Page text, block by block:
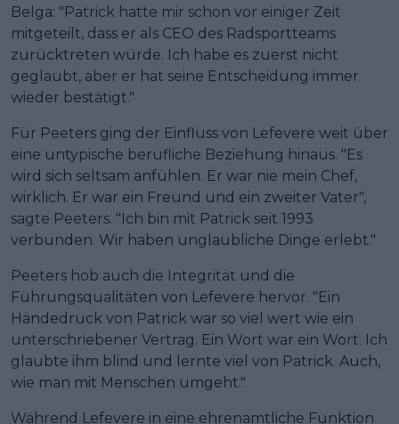
Belga: "Patrick hatte mir schon vor einiger Zeit
mitgeteilt, dass er als CEO des Radsportteams
zurücktreten würde. Ich habe es zuerst nicht
geglaubt, aber er hat seine Entscheidung immer
wieder bestätigt."
Für Peeters ging der Einfluss von Lefevere weit über
eine untypische berufliche Beziehung hinaus. "Es
wird sich seltsam anfühlen. Er war nie mein Chef,
wirklich. Er war ein Freund und ein zweiter Vater",
sagte Peeters. "Ich bin mit Patrick seit 1993
verbunden. Wir haben unglaubliche Dinge erlebt."
Peeters hob auch die Integrität und die
Führungsqualitäten von Lefevere hervor. "Ein
Händedruck von Patrick war so viel wert wie ein
unterschriebener Vertrag. Ein Wort war ein Wort. Ich
glaubte ihm blind und lernte viel von Patrick. Auch,
wie man mit Menschen umgeht."
Während Lefevere in eine ehrenamtliche Funktion